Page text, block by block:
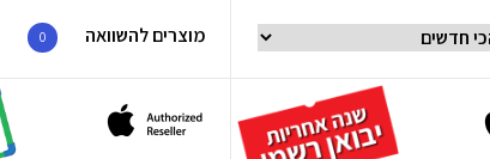
מוצרים להשוואה 0